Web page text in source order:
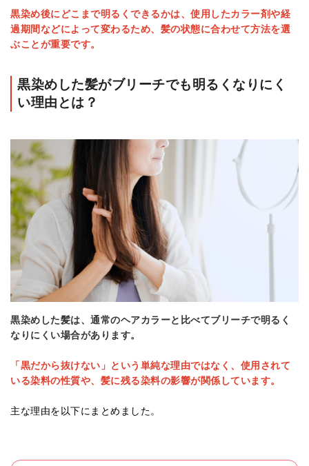
黒染め後にどこまで明るくできるかは、使用したカラー剤や経
過期間などによって変わるため、髪の状態に合わせて方法を選
ぶことが重要です。
黒染めした髪がブリーチでも明るくなりにく
い理由とは？
黒染めした髪は、通常のヘアカラーと比べてブリーチで明るく
なりにくい場合があります。
「黒だから抜けない」という単純な理由ではなく、使用されて
いる染料の性質や、髪に残る染料の影響が関係しています。
主な理由を以下にまとめました。